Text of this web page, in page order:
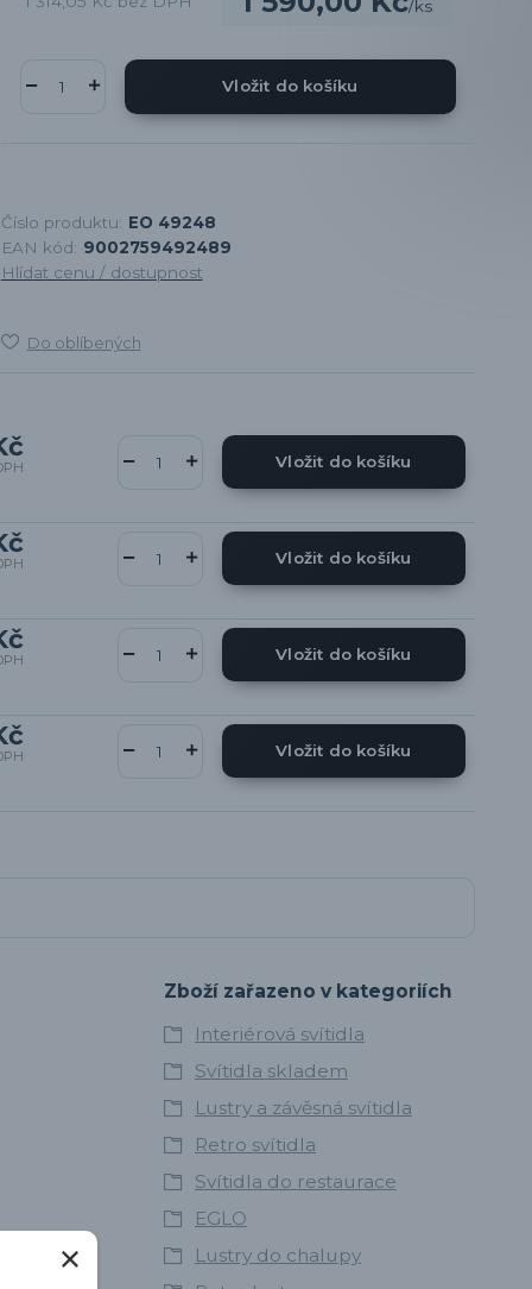
/ks
Vložit do košíku
Číslo produktu: EO 49248
EAN kód: 9002759492489
Hlídat cenu / dostupnost
Do oblíbených
Vložit do košíku
Vložit do košíku
Vložit do košíku
Vložit do košíku
Zboží zařazeno v kategoriích
Interiérová svítidla
Svítidla skladem
Lustry a závěsná svítidla
Retro svítidla
Svítidla do restaurace
EGLO
Lustry do chalupy